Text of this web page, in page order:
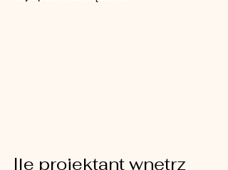
Ile projektant wnętrz